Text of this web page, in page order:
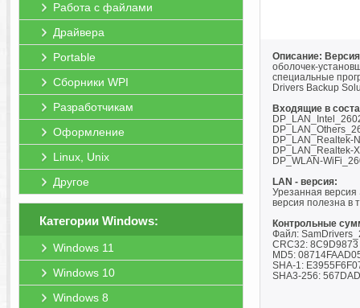
Работа с файлами
Драйвера
Portable
Сборники WPI
Разработчикам
Оформление
Linux, Unix
Другое
Категории Windows:
Windows 11
Windows 10
Windows 8
Описание:
оболочек-
специальные
Drivers Backup
Входящие в
DP_LAN_Realtek-
DP_LAN_Realtek-
DP_WLAN-
LAN - версия:
Урезанная версия
версия полезна в
Контрольные
Файл:
CRC32: 8C9D9873
MD5:
SHA-1:
SHA3-256: